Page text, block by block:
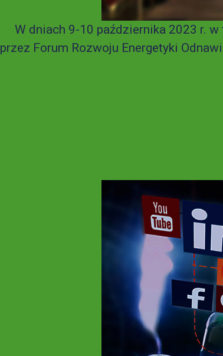
W dniach 9-10 października 2023 r. w
przez Forum Rozwoju Energetyki